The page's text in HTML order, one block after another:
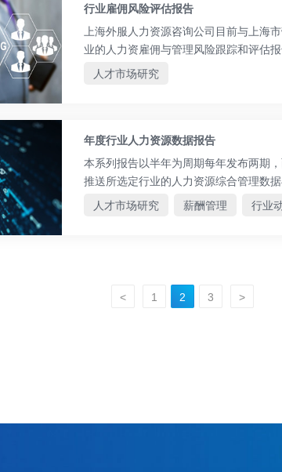
行业雇佣风险评估报告
上海外服人力资源咨询公司目前与上海
业的人力资雇佣与管理风险跟踪和评估
业共同面对的雇佣风险并根据每年报告
提升。该报告目前仅向上海外服咨询会
人才市场研究
年度行业人力资源数据报告
本系列报告以半年为周期每年发布两期
推送所选定行业的人力资源综合管理数
变化趋势、企业福利特征、行业从业人
市场水平、行业发展动态对于员工的需
人才市场研究 薪酬管理 行业
< 1 2 3 >